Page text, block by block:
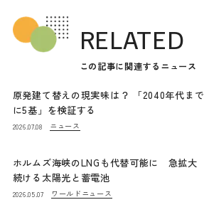
RELATED
この記事に関連するニュース
原発建て替えの現実味は？ 「2040年代まで
に5基」を検証する
2026.07.08 ニュース
ホルムズ海峡のLNGも代替可能に 急拡大
続ける太陽光と蓄電池
2026.05.07 ワールドニュース